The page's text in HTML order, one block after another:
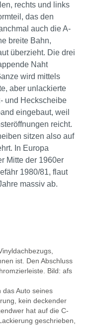
rechts und links
das den
auch die A-
breite Bahn,
überzieht. Die drei
Naht
wird mittels
aber unlackierte
und Heckscheibe
eingebaut, weil
reicht.
sitzen also auf
In Europa
Mitte der 1960er
1980/81, flaut
massiv ab.
ist. Den Abschluss
Bild: afs
das Auto seines
kein deckender
hat auf die C-
geschrieben,